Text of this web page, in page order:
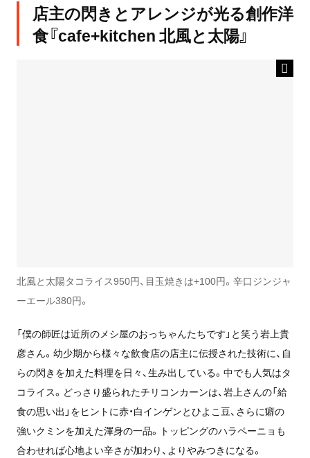
店主の閃きとアレンジが光る創作洋
食『cafe+kitchen 北風と太陽』
北風と太陽タコライス950円、目玉焼きは+100円。辛口ジンジャ
ーエール380円。
「僕の師匠は近所のメシ屋のおっちゃんたちです」と笑う岩上貴
彦さん。幼少期から様々な飲食店の店主に伝授された技術に、自
らの閃きを加えた料理を日々、生み出している。中でも人気はタ
コライス。どっさり盛られたチリコンカーンは、岩上さんの「給
食の思い出」をヒントに赤・白インゲンとひよこ豆、さらに癖の
強いクミンを加えた渾身の一品。トッピングのハラペーニョも
合わせれば心地よい辛さが加わり、よりやみつきになる。